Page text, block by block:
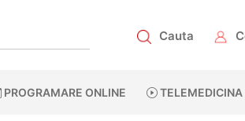
Cauta
PROGRAMARE ONLINE TELEMEDICINA